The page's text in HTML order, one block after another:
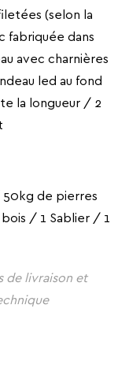
(selon la
fabriquée dans
avec charnières
led au fond
la longueur / 2
50kg de pierres
/ 1 Sablier / 1
de livraison et